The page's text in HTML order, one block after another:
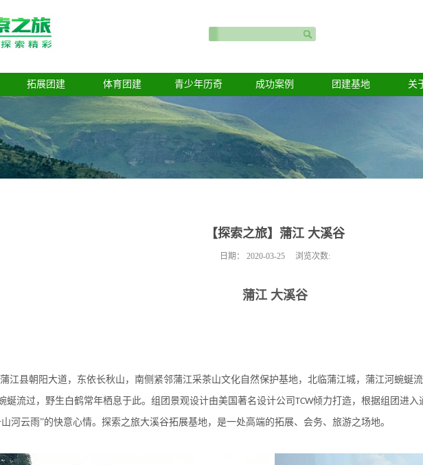
拓展团建 体育团建 青少年历奇 成功案例 团建基地 关
【探索之旅】蒲江 大溪谷
日期： 2020-03-25 浏览次数:
蒲江 大溪谷
江县朝阳大道，东依长秋山，南侧紧邻蒲江采茶山文化自然保护基地，北临蒲江城，蒲江河蜿蜒
流过，野生白鹤常年栖息于此。组团景观设计由美国著名设计公司 TCW倾力打造，根据组团进入
河云雨”的快意心情。探索之旅大溪谷拓展基地，是一处高端的拓展、会务、旅游之场地。